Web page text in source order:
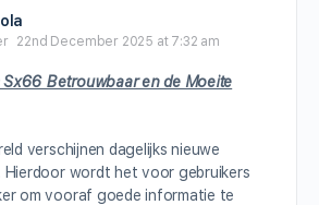
22nd December 2025 at 7:32 am
Betrouwbaar en de Moeite
verschijnen dagelijks nieuwe
Hierdoor wordt het voor gebruikers
om vooraf goede informatie te